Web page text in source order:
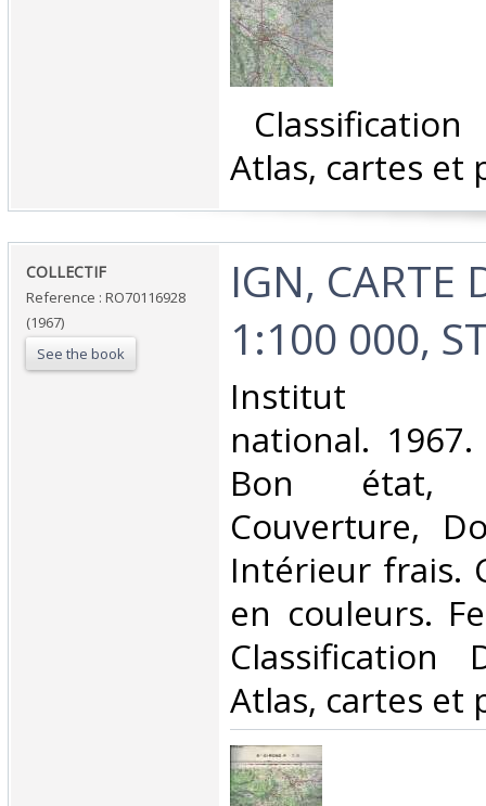
Atlas, cartes et
‎COLLECTIF‎
Reference : RO70116928
(1967)
See the book
‎IGN, CARTE
1:100 000,
‎Institut
national.
Bon état,
Couverture,
Intérieur frais.
en couleurs.
Classification
Atlas, cartes et